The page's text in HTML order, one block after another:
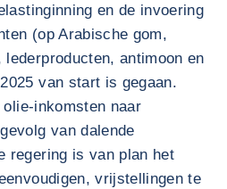
en de invoering
(op Arabische gom,
antimoon en
van start is gegaan.
inkomsten naar
van dalende
regering is van plan het
vrijstellingen te